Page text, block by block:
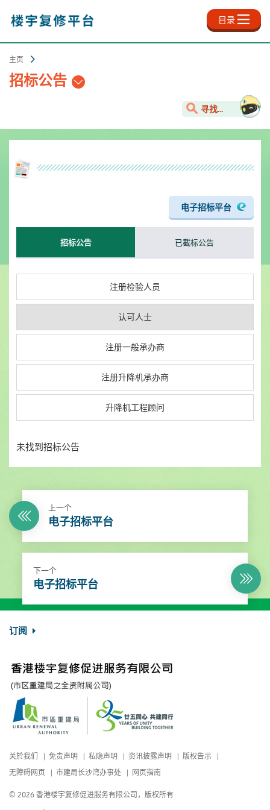
内
目录
主页
招标公告
寻找...
招标公告 已截标公告
电子招标平台
注册检验人员
认可人士
注册一般承办商
注册升降机承办商
升降机工程顾问
未找到招标公告
上一个
电子招标平台
下一个
电子招标平台
订阅
关於我们 免责声明 私隐声明 资讯披露声明
版权告示
无障碍网页
市建局长沙湾办事处 网页指南
© 2026 香港楼宇复修促进服务有限公司，版权所有